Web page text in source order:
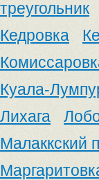
треугольник
Кедровка
Куала-
Лихага
Малаккский